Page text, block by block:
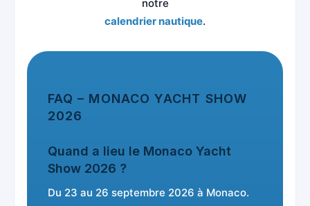
notre
calendrier nautique.
FAQ – MONACO YACHT SHOW
2026
Quand a lieu le Monaco Yacht
Show 2026 ?
Du 23 au 26 septembre 2026 à Monaco.